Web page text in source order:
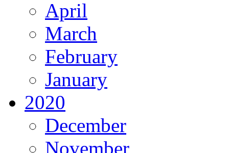
April
March
February
January
2020
December
November